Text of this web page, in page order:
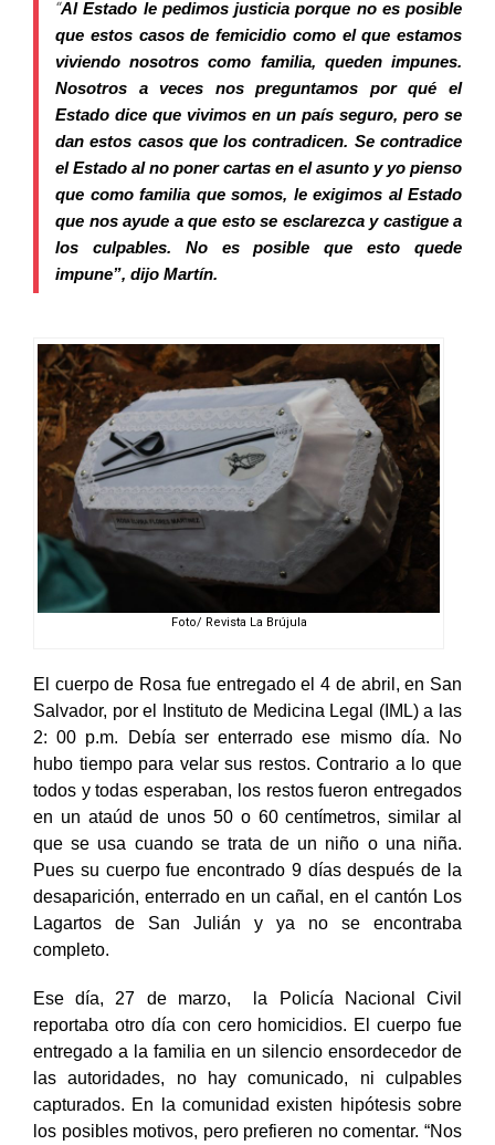
“Al Estado le pedimos justicia porque no es posible
que estos casos de femicidio como el que estamos
viviendo nosotros como familia, queden impunes.
Nosotros a veces nos preguntamos por qué el
Estado dice que vivimos en un país seguro, pero se
dan estos casos que los contradicen. Se contradice
el Estado al no poner cartas en el asunto y yo pienso
que como familia que somos, le exigimos al Estado
que nos ayude a que esto se esclarezca y castigue a
los culpables. No es posible que esto quede
impune”, dijo Martín.
Foto/ Revista La Brújula
El cuerpo de Rosa fue entregado el 4 de abril, en San
Salvador, por el Instituto de Medicina Legal (IML) a las
2: 00 p.m. Debía ser enterrado ese mismo día. No
hubo tiempo para velar sus restos. Contrario a lo que
todos y todas esperaban, los restos fueron entregados
en un ataúd de unos 50 o 60 centímetros, similar al
que se usa cuando se trata de un niño o una niña.
Pues su cuerpo fue encontrado 9 días después de la
desaparición, enterrado en un cañal, en el cantón Los
Lagartos de San Julián y ya no se encontraba
completo.
Ese día, 27 de marzo, la Policía Nacional Civil
reportaba otro día con cero homicidios. El cuerpo fue
entregado a la familia en un silencio ensordecedor de
las autoridades, no hay comunicado, ni culpables
capturados. En la comunidad existen hipótesis sobre
los posibles motivos, pero prefieren no comentar. “Nos